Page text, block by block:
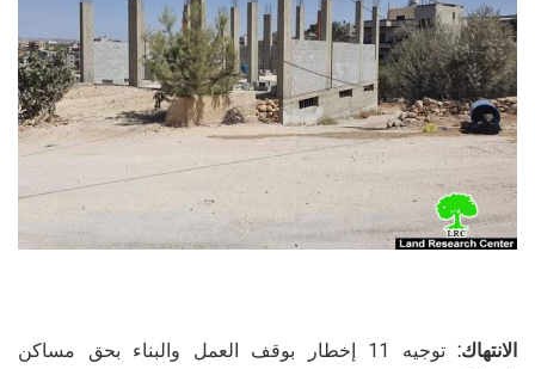
الانتهاك:
توجيه 11 إخطار بوقف العمل والبناء بحق مساكن